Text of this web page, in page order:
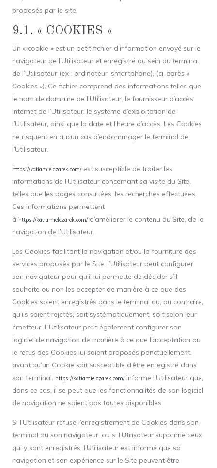
proposés par le site.
9.1. « COOKIES »
Un « cookie » est un petit fichier d’information envoyé sur le
navigateur de l’Utilisateur et enregistré au sein du terminal
de l’Utilisateur (ex : ordinateur, smartphone), (ci-après «
Cookies »). Ce fichier comprend des informations telles que
le nom de domaine de l’Utilisateur, le fournisseur d’accès
Internet de l’Utilisateur, le système d’exploitation de
l’Utilisateur, ainsi que la date et l’heure d’accès. Les Cookies
ne risquent en aucun cas d’endommager le terminal de
l’Utilisateur.
https://katiamielczarek.com/est susceptible de traiter les
informations de l’Utilisateur concernant sa visite du Site,
telles que les pages consultées, les recherches effectuées.
Ces informations permettent
à https://katiamielczarek.com/d’améliorer le contenu du Site, de la
navigation de l’Utilisateur.
Les Cookies facilitant la navigation et/ou la fourniture des
services proposés par le Site, l’Utilisateur peut configurer
son navigateur pour qu’il lui permette de décider s’il
souhaite ou non les accepter de manière à ce que des
Cookies soient enregistrés dans le terminal ou, au contraire,
qu’ils soient rejetés, soit systématiquement, soit selon leur
émetteur. L’Utilisateur peut également configurer son
logiciel de navigation de manière à ce que l’acceptation ou
le refus des Cookies lui soient proposés ponctuellement,
avant qu’un Cookie soit susceptible d’être enregistré dans
son terminal. https://katiamielczarek.com/informe l’Utilisateur que,
dans ce cas, il se peut que les fonctionnalités de son logiciel
de navigation ne soient pas toutes disponibles.
Si l’Utilisateur refuse l’enregistrement de Cookies dans son
terminal ou son navigateur, ou si l’Utilisateur supprime ceux
qui y sont enregistrés, l’Utilisateur est informé que sa
navigation et son expérience sur le Site peuvent être